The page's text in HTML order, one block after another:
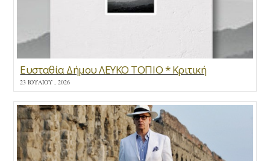
Ευσταθία Δήμου ΛΕΥΚΟ ΤΟΠΙΟ * Κριτική
23 ΙΟΥΛΊΟΥ , 2026